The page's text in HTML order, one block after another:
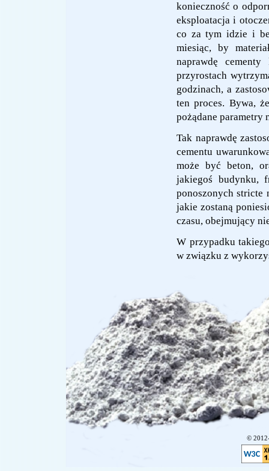
konieczność o
eksploatacja i
co za tym idzie i
miesiąc, by
naprawdę
przyrostach
godzinach, a
ten proces. Bywa,
pożądane parametry
Tak naprawdę
cementu
może być beton,
jakiegoś budynku,
ponoszonych stricte
jakie zostaną
czasu, obejmujący
W przypadku
w związku z
©